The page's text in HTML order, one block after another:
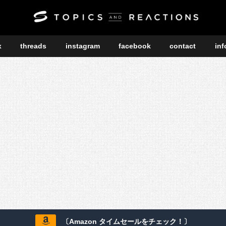
threads instagram facebook contact
〔Amazon タイムセールをチェック！〕